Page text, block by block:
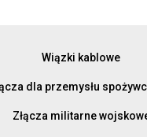
Wiązki kablowe
dla przemysłu
Złącza militarne